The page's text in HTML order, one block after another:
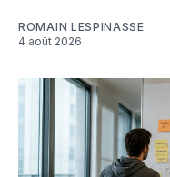
ROMAIN LESPINASSE
4 août 2026